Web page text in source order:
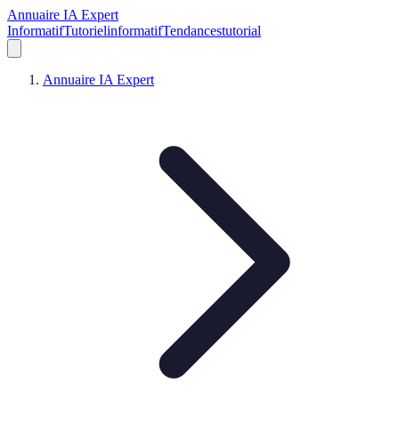
Annuaire IA Expert
InformatifTutorielinformatifTendancestutorial
Annuaire IA Expert